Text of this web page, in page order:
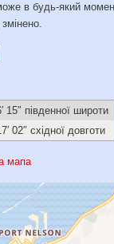
в будь-який
15″ південної широти
02″ східної довготи
мапа